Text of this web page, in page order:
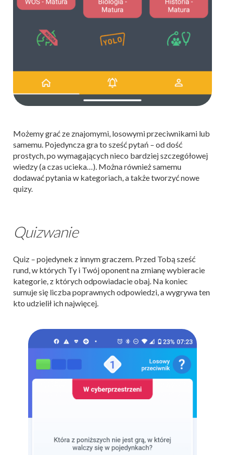
Możemy grać ze znajomymi, losowymi przeciwnikami lub
samemu. Pojedyncza gra to sześć pytań – od dość
prostych, po wymagających nieco bardziej szczegółowej
wiedzy (a czas ucieka…). Można również samemu
dodawać pytania w kategoriach, a także tworzyć nowe
quizy.
Quizwanie
Quiz – pojedynek z innym graczem. Przed Tobą sześć
rund, w których Ty i Twój oponent na zmianę wybieracie
kategorie, z których odpowiadacie obaj. Na koniec
sumuje się liczba poprawnych odpowiedzi, a wygrywa ten
kto udzielił ich najwięcej.